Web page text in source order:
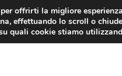
offrirti la migliore
effettuando lo scroll o
quali cookie stiamo